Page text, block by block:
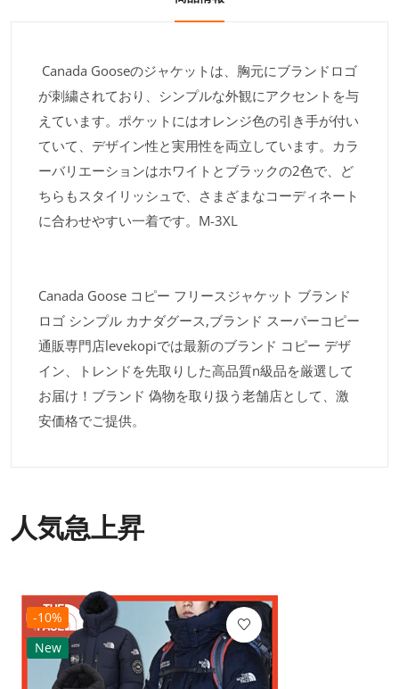
Canada Gooseのジャケットは、胸元にブランドロゴ
が刺繍されており、シンプルな外観にアクセントを与
えています。ポケットにはオレンジ色の引き手が付い
ていて、デザイン性と実用性を両立しています。カラ
ーバリエーションはホワイトとブラックの2色で、ど
ちらもスタイリッシュで、さまざまなコーディネート
に合わせやすい一着です。M-3XL
Canada Goose コピー フリースジャケット ブランド
ロゴ シンプル カナダグース,ブランド スーパーコピー
通販専門店levekopiでは最新のブランド コピー デザ
イン、トレンドを先取りした高品質n級品を厳選して
お届け！ブランド 偽物を取り扱う老舗店として、激
安価格でご提供。
人気急上昇
-10%
New